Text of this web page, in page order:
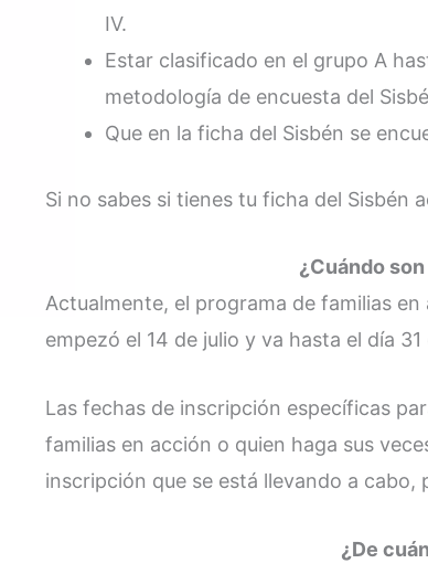
IV.
Estar clasificado en el grupo A
metodología de encuesta del
Que en la ficha del Sisbén se
Si no sabes si tienes tu ficha del Sisbén
¿Cuándo
Actualmente, el programa de familias
empezó el 14 de julio y va hasta el día
Las fechas de inscripción específicas
familias en acción o quien haga sus
inscripción que se está llevando a cabo,
¿De